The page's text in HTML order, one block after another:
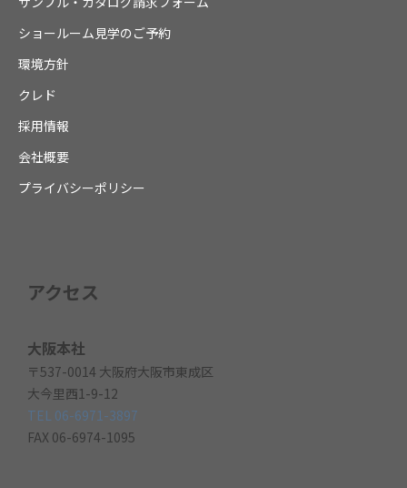
ショールーム見学のご予約
環境方針
クレド
採用情報
会社概要
プライバシーポリシー
アクセス
大阪本社
〒537-0014 大阪府大阪市東成区
大今里西1-9-12
TEL 06-6971-3897
FAX 06-6974-1095